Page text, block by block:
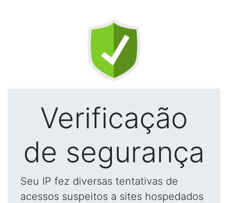
Verificação
de segurança
Seu IP fez diversas tentativas de
acessos suspeitos a sites hospedados